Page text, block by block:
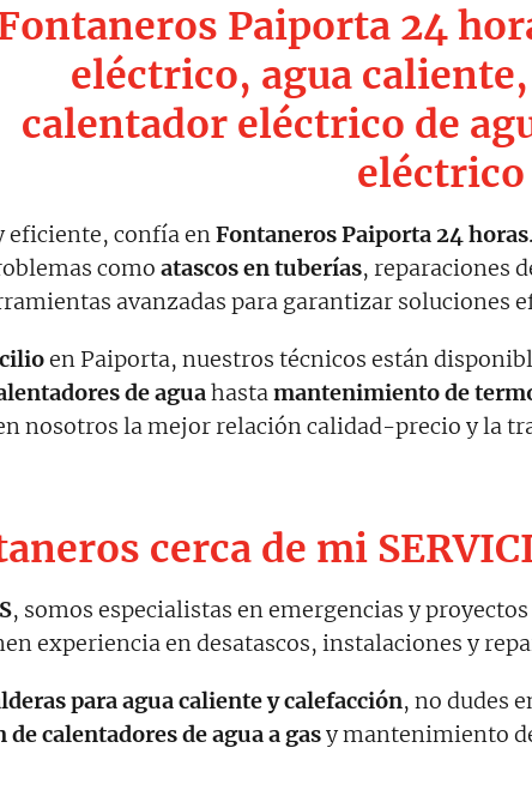
Paiporta 24
eléctrico, agua
calentador eléctrico de
eléctrico
eficiente, confía enFontaneros Paiporta 24 horas
como atascos en tuberías, reparaciones
avanzadas para garantizar soluciones
en Paiporta, nuestros técnicos están
de aguahastamantenimiento de
nosotros la mejor relación calidad-precio y la
cerca de mi
, somos especialistas en emergencias y
experiencia en desatascos, instalaciones y
para agua caliente y calefacción, no dudes
calentadores de agua a gasy mantenimiento